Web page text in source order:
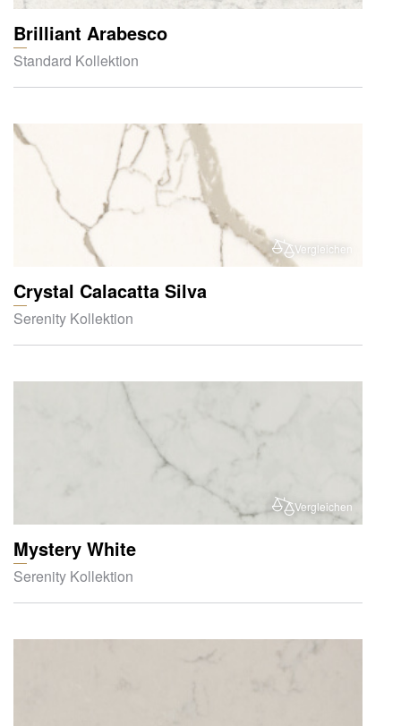
Brilliant Arabesco
Standard Kollektion
Vergleichen
Crystal Calacatta Silva
Serenity Kollektion
Vergleichen
Mystery White
Serenity Kollektion